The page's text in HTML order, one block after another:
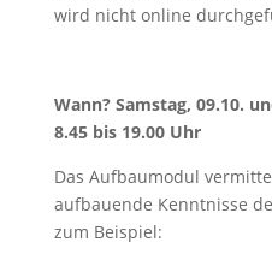
wird nicht online
Wann? Samstag, 09.10.
8.45 bis 19.00 Uhr
Das Aufbaumodul
aufbauende Kenntnisse
zum Beispiel: